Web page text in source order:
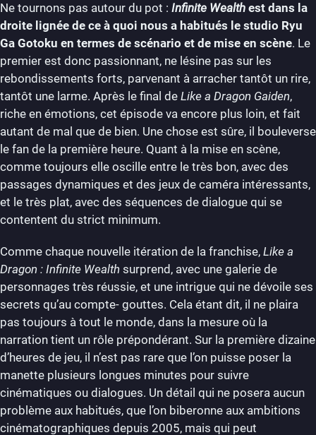
Ne tournons pas autour du pot : Infinite Wealth est dans la
droite lignée de ce à quoi nous a habitués le studio Ryu
Ga Gotoku en termes de scénario et de mise en scène. Le
premier est donc passionnant, ne lésine pas sur les
rebondissements forts, parvenant à arracher tantôt un rire,
tantôt une larme. Après le final de Like a Dragon Gaiden,
riche en émotions, cet épisode va encore plus loin, et fait
autant de mal que de bien. Une chose est sûre, il bouleverse
le fan de la première heure. Quant à la mise en scène,
comme toujours elle oscille entre le très bon, avec des
passages dynamiques et des jeux de caméra intéressants,
et le très plat, avec des séquences de dialogue qui se
contentent du strict minimum.
Comme chaque nouvelle itération de la franchise, Like a
Dragon : Infinite Wealth surprend, avec une galerie de
personnages très réussie, et une intrigue qui ne dévoile ses
secrets qu’au compte- gouttes. Cela étant dit, il ne plaira
pas toujours à tout le monde, dans la mesure où la
narration tient un rôle prépondérant. Sur la première dizaine
d’heures de jeu, il n’est pas rare que l’on puisse poser la
manette plusieurs longues minutes pour suivre
cinématiques ou dialogues. Un détail qui ne posera aucun
problème aux habitués, que l’on biberonne aux ambitions
cinématographiques depuis 2005, mais qui peut